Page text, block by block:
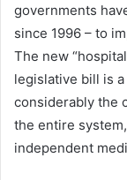
governments
since 1996 – to
The new
legislative bill is
considerably the
the entire
independent